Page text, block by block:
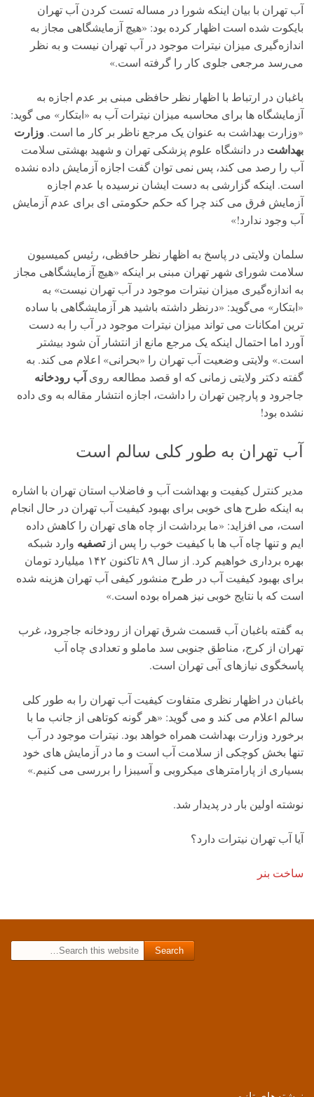
آب تهران با بیان اینکه شورا در مساله تست کردن آب تهران
بایکوت شده است اظهار کرده بود: «هیچ آزمایشگاهی مجاز به
اندازه‌گیری میزان نیترات موجود در آب تهران نیست و به نظر
می‌رسد مرجعی جلوی کار را گرفته است.»
باغبان در ارتباط با اظهار نظر حافظی مبنی بر عدم اجازه به
آزمایشگاه ها برای محاسبه میزان نیترات آب به «ابتکار» می گوید:
«وزارت بهداشت به عنوان یک مرجع ناظر بر کار ما است. وزارت
بهداشت در دانشگاه علوم پزشکی تهران و شهید بهشتی سلامت
آب را رصد می کند، پس نمی توان گفت اجازه آزمایش داده نشده
است. اینکه گزارشی به دست ایشان نرسیده با عدم اجازه
آزمایش فرق می کند چرا که حکم حکومتی ای برای عدم آزمایش
آب وجود ندارد!»
سلمان ولایتی در پاسخ به اظهار نظر حافظی، رئیس کمیسیون
سلامت شورای شهر تهران مبنی بر اینکه «هیچ آزمایشگاهی مجاز
به اندازه‌گیری میزان نیترات موجود در آب تهران نیست» به
«ابتکار» می‌گوید: «درنظر داشته باشید هر آزمایشگاهی با ساده
ترین امکانات می تواند میزان نیترات موجود در آب را به دست
آورد اما احتمال اینکه یک مرجع مانع از انتشار آن شود بیشتر
است.» ولایتی وضعیت آب تهران را «بحرانی» اعلام می کند. به
گفته دکتر ولایتی زمانی که او قصد مطالعه روی آب رودخانه
جاجرود و پارچین تهران را داشت، اجازه انتشار مقاله به وی داده
نشده بود!
آب تهران به طور کلی سالم است
مدیر کنترل کیفیت و بهداشت آب و فاضلاب استان تهران با اشاره
به اینکه طرح های خوبی برای بهبود کیفیت آب تهران در حال انجام
است، می افزاید: «ما برداشت از چاه های تهران را کاهش داده
ایم و تنها چاه آب ها با کیفیت خوب را پس ازتصفیه وارد شبکه
بهره برداری خواهیم کرد. از سال ۸۹ تاکنون ۱۴۲ میلیارد تومان
برای بهبود کیفیت آب در طرح منشور کیفی آب تهران هزینه شده
است که با نتایج خوبی نیز همراه بوده است.»
به گفته باغبان آب قسمت شرق تهران از رودخانه جاجرود، غرب
تهران از کرج، مناطق جنوبی سد ماملو و تعدادی چاه آب
پاسخگوی نیازهای آبی تهران است.
باغبان در اظهار نظری متفاوت کیفیت آب تهران را به طور کلی
سالم اعلام می کند و می گوید: «هر گونه کوتاهی از جانب ما با
برخورد وزارت بهداشت همراه خواهد بود. نیترات موجود در آب
تنها بخش کوچکی از سلامت آب است و ما در آزمایش های خود
بسیاری از پارامترهای میکروبی و آسیبزا را بررسی می کنیم.»
نوشته اولین بار در پدیدار شد.
آیا آب تهران نیترات دارد؟
ساخت بنر